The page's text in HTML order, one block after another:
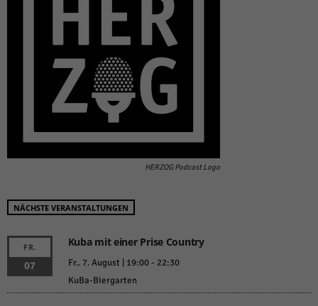
HERZOG Podcast Logo
NÄCHSTE VERANSTALTUNGEN
FR.
07
Kuba mit einer Prise Country
Fr.. 7. August | 19:00- 22:30
KuBa-Biergarten